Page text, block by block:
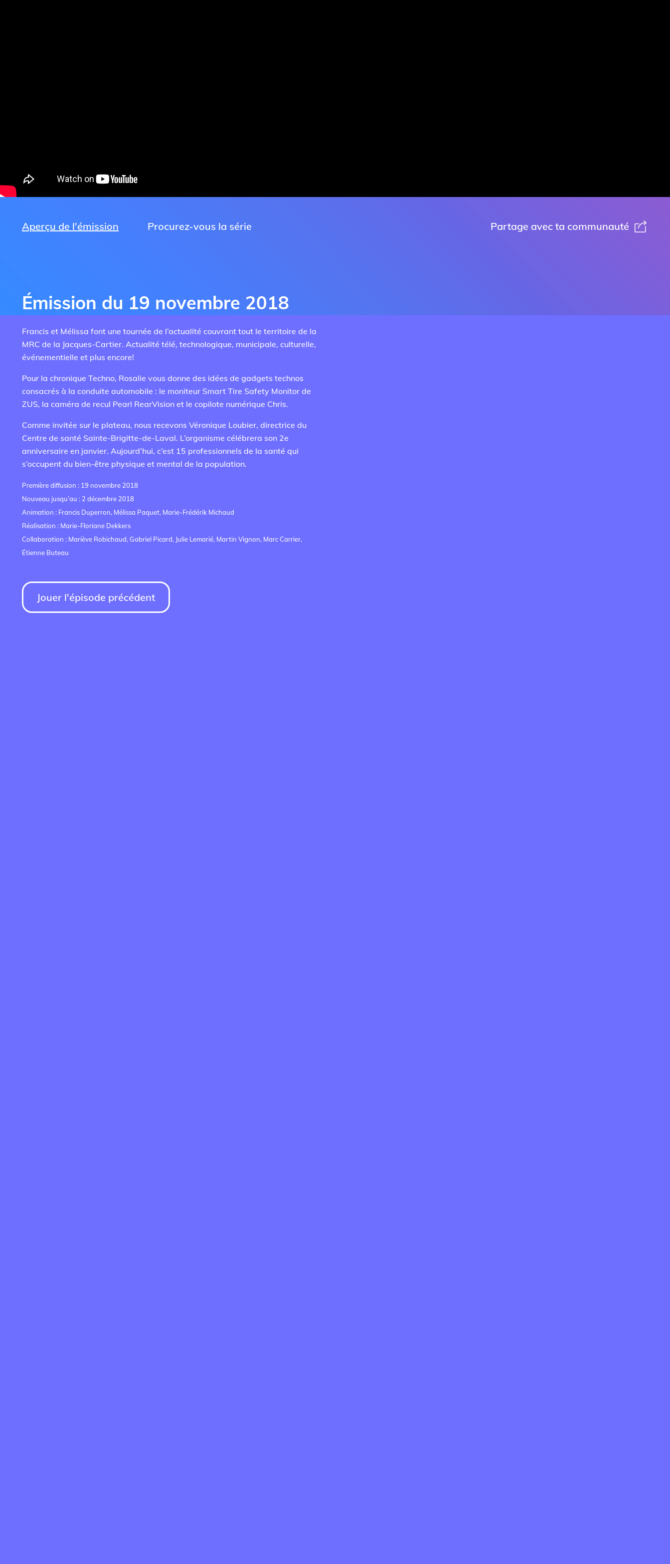
Aperçu de l'émission Procurez-vous la série Partage avec ta communauté
Émission du 19 novembre 2018
Francis et Mélissa font une tournée de l’actualité couvrant tout le territoire de la
MRC de la Jacques-Cartier. Actualité télé, technologique, municipale, culturelle,
événementielle et plus encore!
Pour la chronique Techno, Rosalie vous donne des idées de gadgets technos
consacrés à la conduite automobile : le moniteur Smart Tire Safety Monitor de
ZUS, la caméra de recul Pearl RearVision et le copilote numérique Chris.
Comme invitée sur le plateau, nous recevons Véronique Loubier, directrice du
Centre de santé Sainte-Brigitte-de-Laval. L’organisme célébrera son 2e
anniversaire en janvier. Aujourd’hui, c’est 15 professionnels de la santé qui
s’occupent du bien-être physique et mental de la population.
Première diffusion : 19 novembre 2018
Nouveau jusqu’au : 2 décembre 2018
Animation : Francis Duperron, Mélissa Paquet, Marie-Frédérik Michaud
Réalisation : Marie-Floriane Dekkers
Collaboration : Mariève Robichaud, Gabriel Picard, Julie Lemarié, Martin Vignon, Marc Carrier,
Étienne Buteau
Jouer l'épisode précédent